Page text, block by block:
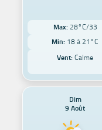
Max: 28°C/33
Min: 18 à 21°C
Vent: Calme
Dim
9 Août